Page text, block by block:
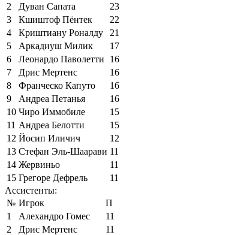
2
Дуван Сапата
23
3
Кшиштоф Пёнтек
22
4
Криштиану Роналду
21
5
Аркадиуш Милик
17
6
Леонардо Паволетти
16
7
Дрис Мертенс
16
8
Франческо Капуто
16
9
Андреа Петанья
16
10 Чиро Иммобиле
15
11 Андреа Белотти
15
12 Йосип Иличич
12
13 Стефан Эль-Шаарави 11
14 Жервиньо
11
15 Грегоре Дефрель
11
Ассистенты:
№ Игрок
П
1
Алехандро Гомес
11
2
Дрис Мертенс
11